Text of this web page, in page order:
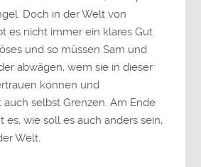
Doch in der Welt von
es nicht immer ein klares Gut
und so müssen Sam und
abwägen, wem sie in dieser
können und
selbst Grenzen. Am Ende
es, wie soll es auch anders sein,
Welt.